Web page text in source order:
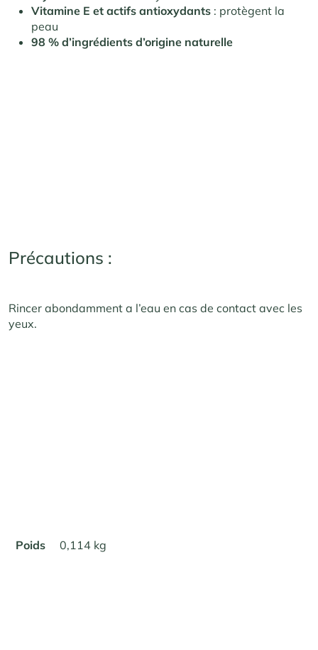
Vitamine E et actifs antioxydants : protègent la
peau
98 % d’ingrédients d’origine naturelle
Précautions :
Rincer abondamment a l’eau en cas de contact avec les
yeux.
Poids 0,114 kg